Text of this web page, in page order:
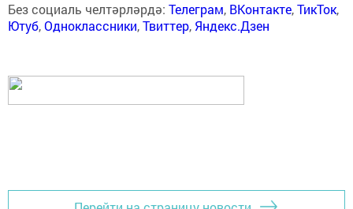
Без социаль челтәрләрдә: Телеграм, ВКонтакте,ТикТок,
Ютуб,Одноклассники,Твиттер, Яндекс.Дзен